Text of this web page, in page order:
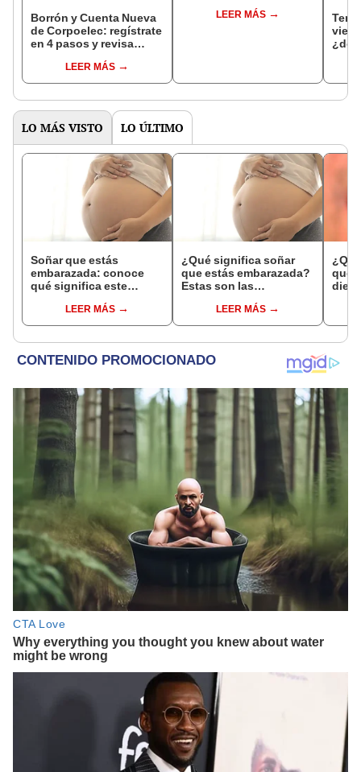
Borrón y Cuenta Nueva
de Corpoelec: regístrate
en 4 pasos y revisa
beneficioLEER MÁS
Margarita EN LÍNEA
LEER MÁS
LO MÁS VISTO LO ÚLTIMO
Soñar que estás
embarazada: conoce
qué significa este
LEER MÁS
¿Qué significa soñar
que estás embarazada?
Estas son las
comunesLEER MÁS
que